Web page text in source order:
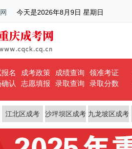
今天是2026年8月9日 星期日
名 成考政策 成绩查询
领准考证
认
志愿填报 录取查询 录取分数
江北区成考 沙坪坝区成考 九龙坡区成考